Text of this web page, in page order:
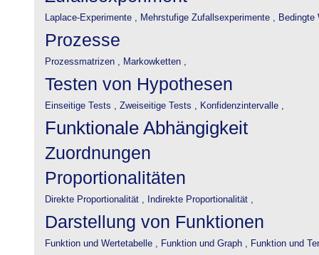
Laplace-Experimente , Mehrstufige Zufallsexperimente , Bedingte
Prozesse
Prozessmatrizen , Markowketten ,
Testen von Hypothesen
Einseitige Tests , Zweiseitige Tests , Konfidenzintervalle ,
Funktionale Abhängigkeit
Zuordnungen
Proportionalitäten
Direkte Proportionalität , Indirekte Proportionalität ,
Darstellung von Funktionen
Funktion und Wertetabelle , Funktion und Graph , Funktion und